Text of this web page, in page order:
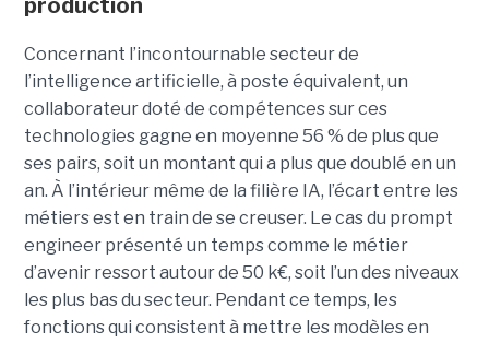
production
Concernant l’incontournable secteur de
l’intelligence artificielle, à poste équivalent, un
collaborateur doté de compétences sur ces
technologies gagne en moyenne 56 % de plus que
ses pairs, soit un montant qui a plus que doublé en un
an. À l’intérieur même de la filière IA, l’écart entre les
métiers est en train de se creuser. Le cas du prompt
engineer présenté un temps comme le métier
d’avenir ressort autour de 50 k€, soit l’un des niveaux
les plus bas du secteur. Pendant ce temps, les
fonctions qui consistent à mettre les modèles en